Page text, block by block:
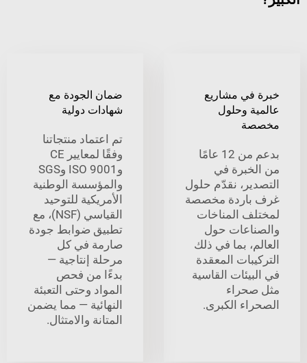
مشاريع
وحلول
بدعم من 12 عامًا
في
نقدّم حلول
مخصصة
المناخات
حول
بما في ذلك
المعقدة
القاسية
الكبرى.
ضمان الجودة مع
شهادات دولية
تم اعتماد منتجاتنا
وفقًا لمعايير CE
وISO 9001 وSGS
والمؤسسة الوطنية
الأمريكية للتوحيد
القياسي (NSF)، مع
تطبيق ضوابط جودة
صارمة في كل
مرحلة إنتاجية —
بدءًا من فحص
المواد وحتى التعبئة
النهائية — مما يضمن
المتانة والامتثال.